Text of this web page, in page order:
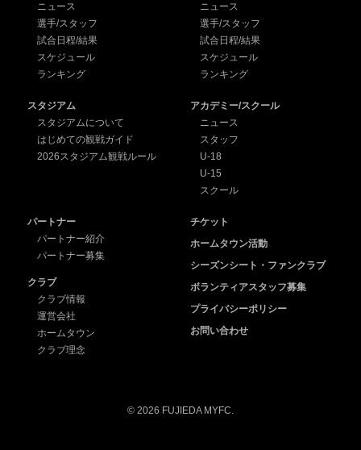
ニュース
選手/スタッフ
試合日程/結果
スケジュール
ランキング
ニュース
選手/スタッフ
試合日程/結果
スケジュール
ランキング
スタジアム
スタジアムについて
はじめての観戦ガイド
2026スタジアム観戦ルール
アカデミー/スクール
ニュース
スタッフ
U-18
U-15
スクール
パートナー
パートナー紹介
パートナー募集
クラブ
クラブ情報
運営会社
ホームタウン
クラブ理念
チケット
ホームタウン活動
シーズンシート・ファンクラブ
ボランティアスタッフ募集
プライバシーポリシー
お問い合わせ
© 2026 FUJIEDA MYFC.